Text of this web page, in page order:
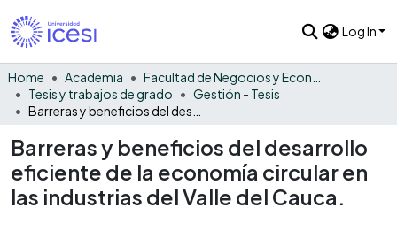
Log In
Home Academia
Tesis y trabajos de grado
Gestión - Tesis
Barreras y beneficios del desarrollo
eficiente de la economía circular en
las industrias del Valle del Cauca.